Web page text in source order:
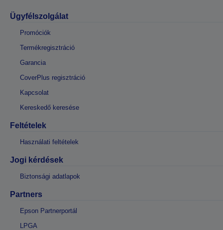
Ügyfélszolgálat
Promóciók
Termékregisztráció
Garancia
CoverPlus regisztráció
Kapcsolat
Kereskedő keresése
Feltételek
Használati feltételek
Jogi kérdések
Biztonsági adatlapok
Partners
Epson Partnerportál
LPGA